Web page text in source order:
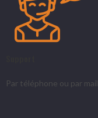
Par téléphone ou par mail